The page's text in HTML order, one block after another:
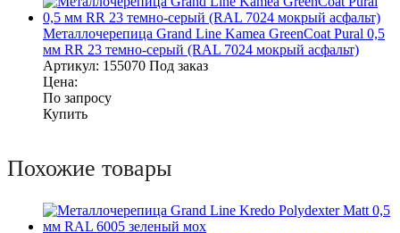
Металлочерепица Grand Line Kamea GreenCoat Pural 0,5
мм RR 23 темно-серый (RAL 7024 мокрый асфальт)
Артикул: 155070 Под заказ
Цена:
По запросу
Купить
Похожие товары